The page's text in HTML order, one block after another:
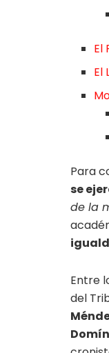
El
El
Para
se
de la
Entre
del